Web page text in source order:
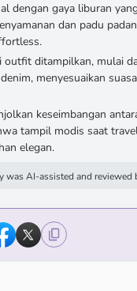
dengan gaya liburan
dan padu
outfit ditampilkan, mulai
menyesuaikan
keseimbangan
tampil modis saat
elegan.
was AI-assisted and reviewed